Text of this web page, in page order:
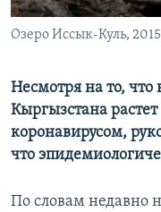
Озеро Иссык-Куль, 2015
Несмотря на то, что
Кыргызстана
коронавирусом,
что
По словам недавно